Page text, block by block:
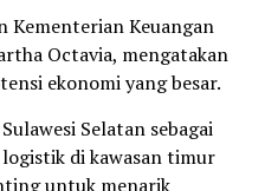
Kementerian Keuangan
Octavia, mengatakan
ekonomi yang besar.
Selatan sebagai
di kawasan timur
untuk menarik